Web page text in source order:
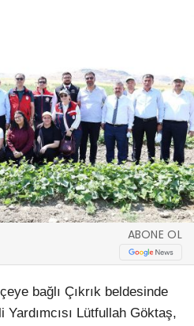
ABONE OL
bağlı Çıkrık beldesinde
Lütfullah Göktaş,